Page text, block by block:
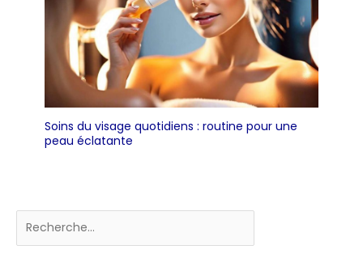
Soins du visage quotidiens : routine pour une
peau éclatante
Rechercher